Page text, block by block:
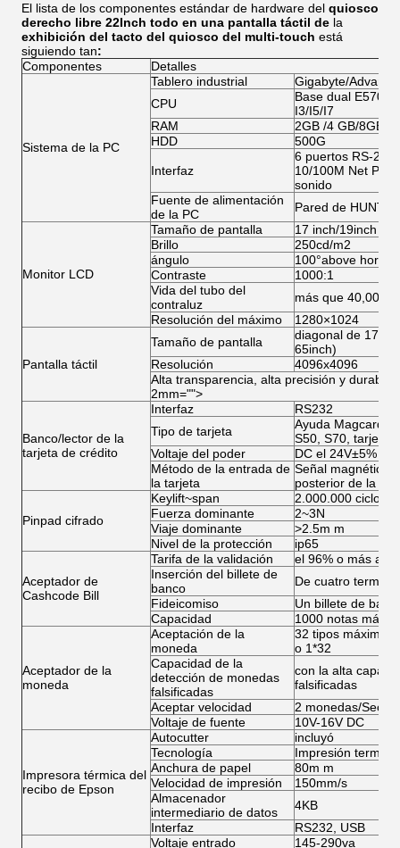
El lista de los componentes estándar de hardware del quiosco
derecho libre 22Inch todo en una pantalla táctil de la
exhibición del tacto del quiosco del multi-touch está
siguiendo tan:
Componentes
Detalles
Sistema de la PC
Tablero industrial
Gigabyte/
CPU
Base dual
I3/I5/I7
RAM
2GB /4 GB/8GB
HDD
500G
Interfaz
6 puertos RS-
10/100M Net
sonido
Fuente de alimentación
de la PC
Pared de
Monitor LCD
Tamaño de pantalla
17 inch/19inch
Brillo
250cd/m2
ángulo
100°above
Contraste
1000:1
Vida del tubo del
contraluz
más que
Resolución del máximo
1280×1024
Pantalla táctil
Tamaño de pantalla
diagonal de 17/
65inch)
Resolución
4096x4096
Alta transparencia, alta precisión y
2mm="">
Banco/lector de la
tarjeta de crédito
Interfaz
RS232
Tipo de tarjeta
Ayuda Magcard,
S50, S70, tarjeta
Voltaje del poder
DC el 24V±5%
Método de la entrada de
la tarjeta
Señal magnética,
posterior de la
Pinpad cifrado
Keylift~span
2.000.000 ciclos
Fuerza dominante
2~3N
Viaje dominante
>2.5m m
Nivel de la protección
ip65
Aceptador de
Cashcode Bill
Tarifa de la validación
el 96% o más alto
Inserción del billete de
banco
De cuatro
Fideicomiso
Un billete de
Capacidad
1000 notas
Aceptador de la
moneda
Aceptación de la
moneda
32 tipos máximos
o 1*32
Capacidad de la
detección de monedas
falsificadas
con la alta
falsificadas
Aceptar velocidad
2 monedas/Sec
Voltaje de fuente
10V-16V DC
Impresora térmica del
recibo de Epson
Autocutter
incluyó
Tecnología
Impresión termal
Anchura de papel
80m m
Velocidad de impresión
150mm/s
Almacenador
intermediario de datos
4KB
Interfaz
RS232, USB
Voltaje entrado
145-290va